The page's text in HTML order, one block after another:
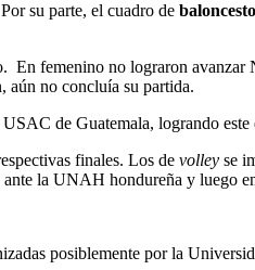
su parte, el cuadro de
En femenino no lograron
aún no concluía su partida.
de Guatemala, logrando
finales. Los de volley se
la UNAH hondureña y luego
posiblemente por la